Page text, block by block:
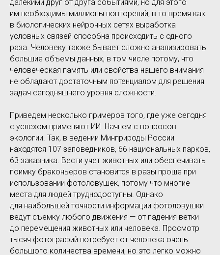
далекими друг от друга событиями, но для этого
им необходимы миллионы повторений, в то время как
в биологических нейронных сетях выработка
условных связей способна происходить с одного
раза. Человеку также бывает сложно анализировать
большие объемы данных, в том числе потому, что
человеческая память или свойства нашего внимания
не обладают достаточным потенциалом для решения
задач сегодняшнего уровня сложности.
Приведем несколько примеров того, где уже сегодня
с успехом применяют ИИ. Начнем с вопросов
экологии. Так, в ведении Минприроды России
находятся 107 заповедников, 66 национальных парков,
63 заказника. Вести учет животных или обеспечивать
поимку браконьеров становится в разы проще при
использовании фотоловушек, потому что многие
места для людей труднодоступны. Однако
для наибольшей точности информации фотоловушки
ведут съемку любого движения — от падения ветки
до перемещения животных или человека. Просмотр
тысяч фотографий потребует от человека очень
большого количества времени, но это легко можно